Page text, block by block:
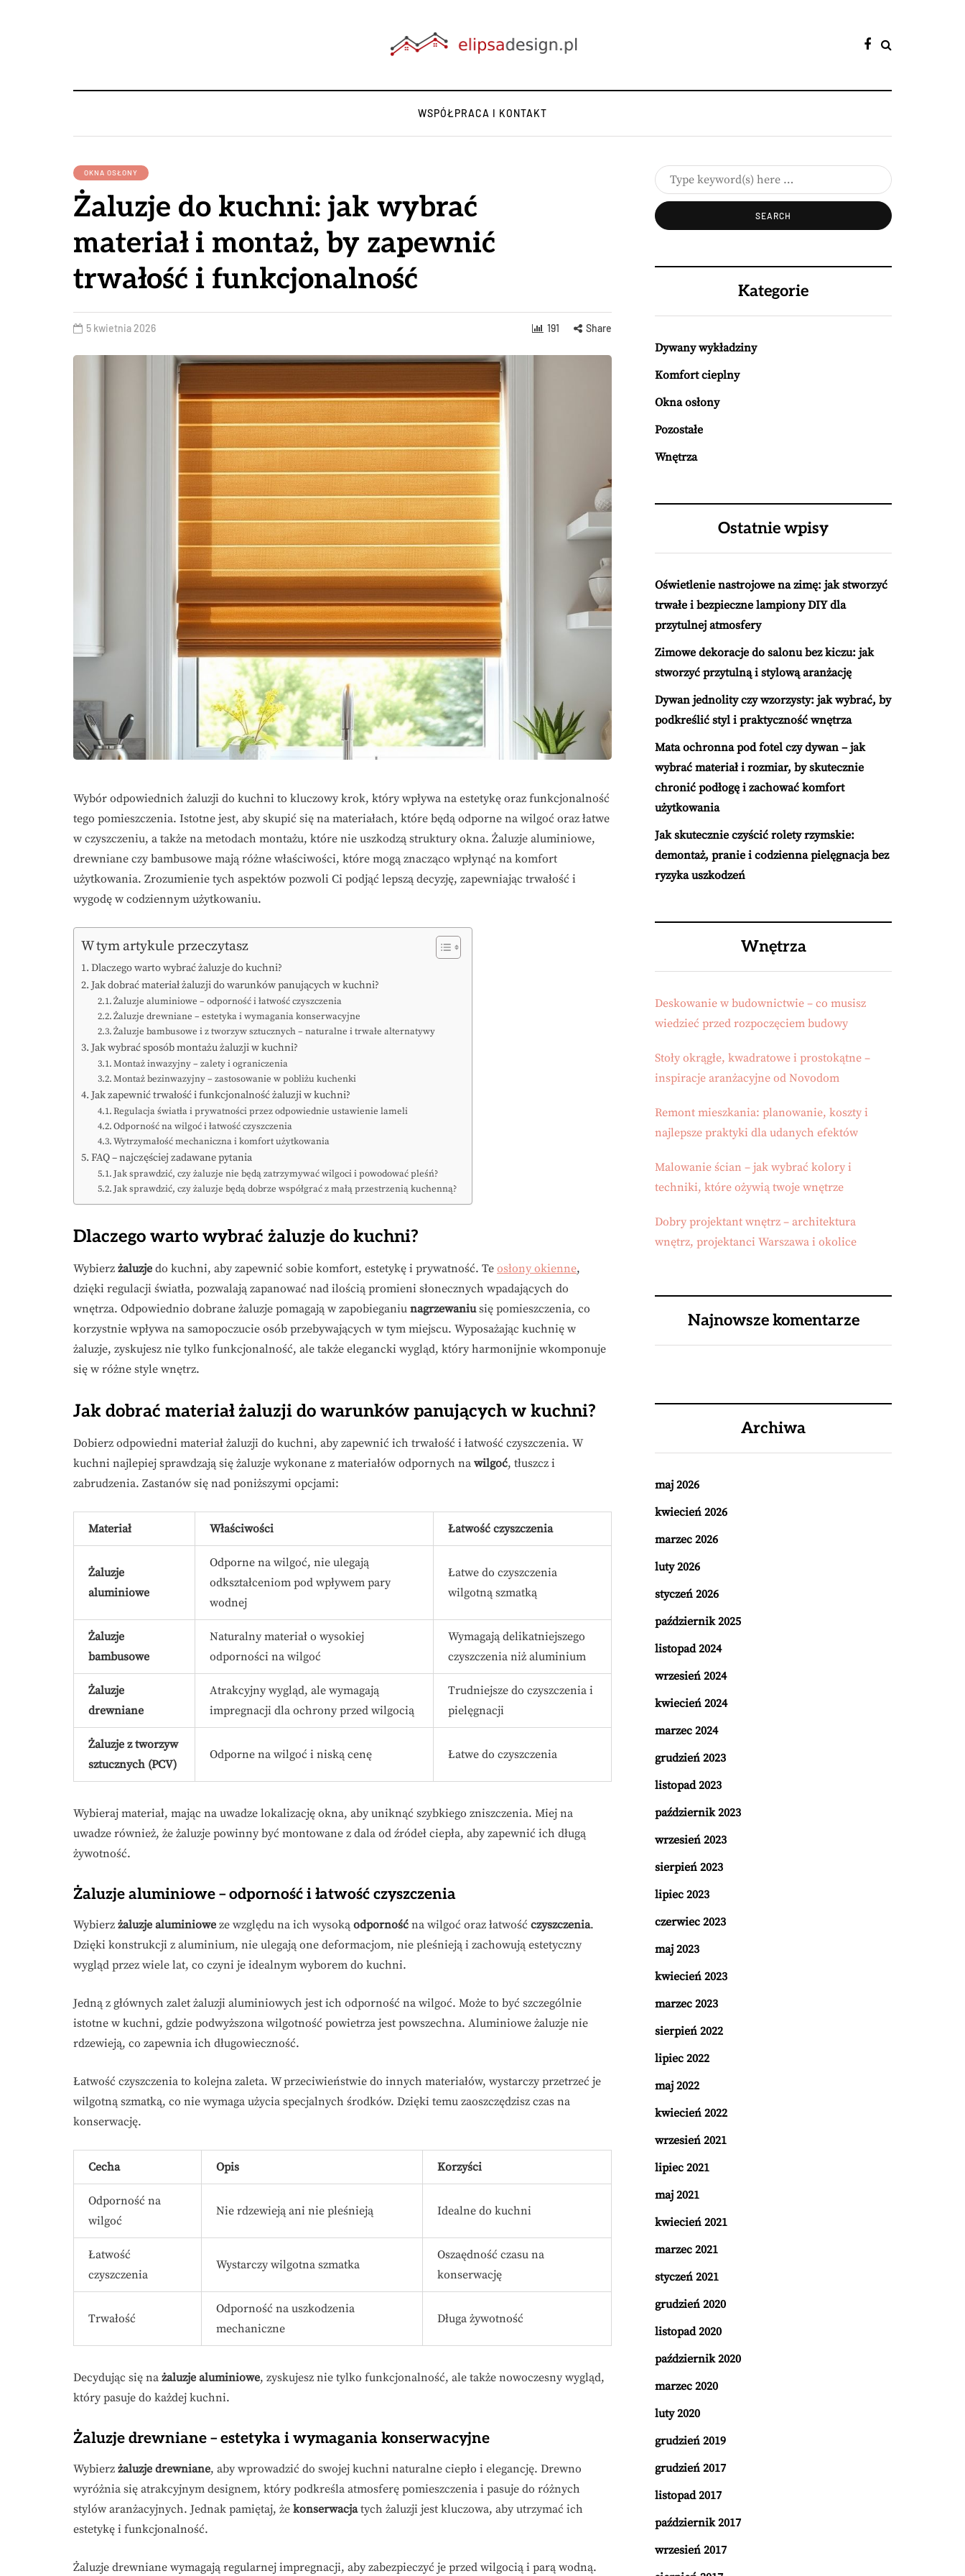
WSPÓŁPRACA I KONTAKT
OKNA OSŁONY
Żaluzje do kuchni: jak wybrać
materiał i montaż, by zapewnić
trwałość i funkcjonalność
5 kwietnia 2026 191 Share
Wybór odpowiednich żaluzji do kuchni to kluczowy krok, który wpływa na estetykę oraz funkcjonalność
tego pomieszczenia. Istotne jest, aby skupić się na materiałach, które będą odporne na wilgoć oraz łatwe
w czyszczeniu, a także na metodach montażu, które nie uszkodzą struktury okna. Żaluzje aluminiowe,
drewniane czy bambusowe mają różne właściwości, które mogą znacząco wpłynąć na komfort
użytkowania. Zrozumienie tych aspektów pozwoli Ci podjąć lepszą decyzję, zapewniając trwałość i
wygodę w codziennym użytkowaniu.
W tym artykule przeczytasz
Dlaczego warto wybrać żaluzje do kuchni?
Jak dobrać materiał żaluzji do warunków panujących w kuchni?
Żaluzje aluminiowe – odporność i łatwość czyszczenia
Żaluzje drewniane – estetyka i wymagania konserwacyjne
Żaluzje bambusowe i z tworzyw sztucznych – naturalne i trwałe alternatywy
Jak wybrać sposób montażu żaluzji w kuchni?
Montaż inwazyjny – zalety i ograniczenia
Montaż bezinwazyjny – zastosowanie w pobliżu kuchenki
Jak zapewnić trwałość i funkcjonalność żaluzji w kuchni?
Regulacja światła i prywatności przez odpowiednie ustawienie lameli
Odporność na wilgoć i łatwość czyszczenia
Wytrzymałość mechaniczna i komfort użytkowania
FAQ – najczęściej zadawane pytania
Jak sprawdzić, czy żaluzje nie będą zatrzymywać wilgoci i powodować pleśń?
Jak sprawdzić, czy żaluzje będą dobrze współgrać z małą przestrzenią kuchenną?
Dlaczego warto wybrać żaluzje do kuchni?
Wybierz żaluzje do kuchni, aby zapewnić sobie komfort, estetykę i prywatność. Te osłony okienne,
dzięki regulacji światła, pozwalają zapanować nad ilością promieni słonecznych wpadających do
wnętrza. Odpowiednio dobrane żaluzje pomagają w zapobieganiu nagrzewaniusię pomieszczenia, co
korzystnie wpływa na samopoczucie osób przebywających w tym miejscu. Wyposażając kuchnię w
żaluzje, zyskujesz nie tylko funkcjonalność, ale także elegancki wygląd, który harmonijnie wkomponuje
się w różne style wnętrz.
Jak dobrać materiał żaluzji do warunków panujących w kuchni?
Dobierz odpowiedni materiał żaluzji do kuchni, aby zapewnić ich trwałość i łatwość czyszczenia. W
kuchni najlepiej sprawdzają się żaluzje wykonane z materiałów odpornych na wilgoć, tłuszcz i
zabrudzenia. Zastanów się nad poniższymi opcjami:
Materiał Właściwości Łatwość czyszczenia
Żaluzje
aluminiowe
Odporne na wilgoć, nie ulegają
odkształceniom pod wpływem pary
wodnej
Łatwe do czyszczenia
wilgotną szmatką
Żaluzje
bambusowe
Naturalny materiał o wysokiej
odporności na wilgoć
Wymagają delikatniejszego
czyszczenia niż aluminium
Żaluzje
drewniane
Atrakcyjny wygląd, ale wymagają
impregnacji dla ochrony przed wilgocią
Trudniejsze do czyszczenia i
pielęgnacji
Żaluzje z tworzyw
sztucznych (PCV)
Odporne na wilgoć i niską cenę Łatwe do czyszczenia
Wybieraj materiał, mając na uwadze lokalizację okna, aby uniknąć szybkiego zniszczenia. Miej na
uwadze również, że żaluzje powinny być montowane z dala od źródeł ciepła, aby zapewnić ich długą
żywotność.
Żaluzje aluminiowe – odporność i łatwość czyszczenia
Wybierz żaluzje aluminiowe ze względu na ich wysoką odporność na wilgoć oraz łatwość czyszczenia.
Dzięki konstrukcji z aluminium, nie ulegają one deformacjom, nie pleśnieją i zachowują estetyczny
wygląd przez wiele lat, co czyni je idealnym wyborem do kuchni.
Jedną z głównych zalet żaluzji aluminiowych jest ich odporność na wilgoć. Może to być szczególnie
istotne w kuchni, gdzie podwyższona wilgotność powietrza jest powszechna. Aluminiowe żaluzje nie
rdzewieją, co zapewnia ich długowieczność.
Łatwość czyszczenia to kolejna zaleta. W przeciwieństwie do innych materiałów, wystarczy przetrzeć je
wilgotną szmatką, co nie wymaga użycia specjalnych środków. Dzięki temu zaoszczędzisz czas na
konserwację.
Cecha Opis Korzyści
Odporność na
wilgoć
Nie rdzewieją ani nie pleśnieją Idealne do kuchni
Łatwość
czyszczenia
Wystarczy wilgotna szmatka
Oszaędność czasu na
konserwację
Trwałość
Odporność na uszkodzenia
mechaniczne
Długa żywotność
Decydując się na żaluzje aluminiowe, zyskujesz nie tylko funkcjonalność, ale także nowoczesny wygląd,
który pasuje do każdej kuchni.
Żaluzje drewniane – estetyka i wymagania konserwacyjne
Wybierz żaluzje drewniane, aby wprowadzić do swojej kuchni naturalne ciepło i elegancję. Drewno
wyróżnia się atrakcyjnym designem, który podkreśla atmosferę pomieszczenia i pasuje do różnych
stylów aranżacyjnych. Jednak pamiętaj, że konserwacjatych żaluzji jest kluczowa, aby utrzymać ich
estetykę i funkcjonalność.
Żaluzje drewniane wymagają regularnej impregnacji, aby zabezpieczyć je przed wilgocią i parą wodną.
Kategorie
Dywany wykładziny
Komfort cieplny
Okna osłony
Pozostałe
Wnętrza
Ostatnie wpisy
Oświetlenie nastrojowe na zimę: jak stworzyć
trwałe i bezpieczne lampiony DIY dla
przytulnej atmosfery
Zimowe dekoracje do salonu bez kiczu: jak
stworzyć przytulną i stylową aranżację
Dywan jednolity czy wzorzysty: jak wybrać, by
podkreślić styl i praktyczność wnętrza
Mata ochronna pod fotel czy dywan – jak
wybrać materiał i rozmiar, by skutecznie
chronić podłogę i zachować komfort
użytkowania
Jak skutecznie czyścić rolety rzymskie:
demontaż, pranie i codzienna pielęgnacja bez
ryzyka uszkodzeń
Wnętrza
Deskowanie w budownictwie – co musisz
wiedzieć przed rozpoczęciem budowy
Stoły okrągłe, kwadratowe i prostokątne –
inspiracje aranżacyjne od Novodom
Remont mieszkania: planowanie, koszty i
najlepsze praktyki dla udanych efektów
Malowanie ścian – jak wybrać kolory i
techniki, które ożywią twoje wnętrze
Dobry projektant wnętrz – architektura
wnętrz, projektanci Warszawa i okolice
Najnowsze komentarze
Archiwa
maj 2026
kwiecień 2026
marzec 2026
luty 2026
styczeń 2026
październik 2025
listopad 2024
wrzesień 2024
kwiecień 2024
marzec 2024
grudzień 2023
listopad 2023
październik 2023
wrzesień 2023
sierpień 2023
lipiec 2023
czerwiec 2023
maj 2023
kwiecień 2023
marzec 2023
sierpień 2022
lipiec 2022
maj 2022
kwiecień 2022
wrzesień 2021
lipiec 2021
maj 2021
kwiecień 2021
marzec 2021
styczeń 2021
grudzień 2020
listopad 2020
październik 2020
marzec 2020
luty 2020
grudzień 2019
grudzień 2017
listopad 2017
październik 2017
wrzesień 2017